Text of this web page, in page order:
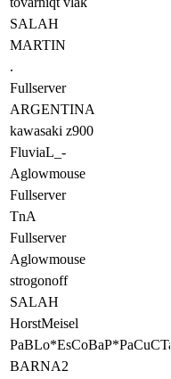
SALAH
MARTIN
.
Fullserver
ARGENTINA
kawasaki z900
FluviaL_-
Aglowmouse
Fullserver
TnA
Fullserver
Aglowmouse
strogonoff
SALAH
HorstMeisel
PaBLo*EsCoBaP*PaCuCTa
BARNA2